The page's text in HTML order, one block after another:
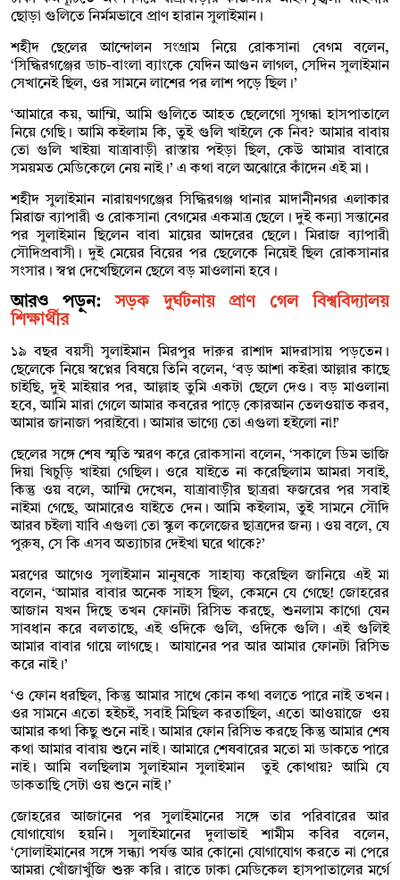
ছোড়া গুলিতে নির্মমভাবে প্রাণ হারান সুলাইমান।
শহীদ ছেলের আন্দোলন সংগ্রাম নিয়ে রোকসানা বেগম বলেন,
‘সিদ্ধিরগঞ্জের ডাচ-বাংলা ব্যাংকে যেদিন আগুন লাগল, সেদিন সুলাইমান
সেখানেই ছিল, ওর সামনে লাশের পর লাশ পড়ে ছিল।’
‘আমারে কয়, আম্মি, আমি গুলিতে আহত ছেলেগো সুগন্ধা হাসপাতালে
নিয়ে গেছি। আমি কইলাম কি, তুই গুলি খাইলে কে নিব? আমার বাবায়
তো গুলি খাইয়া যাত্রাবাড়ী রাস্তায় পইড়া ছিল, কেউ আমার বাবারে
সময়মত মেডিকেলে নেয় নাই।’ এ কথা বলে অঝোরে কাঁদেন এই মা।
শহীদ সুলাইমান নারায়ণগঞ্জের সিদ্ধিরগঞ্জ থানার মাদানীনগর এলাকার
মিরাজ ব্যাপারী ও রোকসানা বেগমের একমাত্র ছেলে । দুই কন্যা সন্তানের
পর সুলাইমান ছিলেন বাবা মায়ের আদরের ছেলে। মিরাজ ব্যাপারী
সৌদিপ্রবাসী। দুই মেয়ের বিয়ের পর ছেলেকে নিয়েই ছিল রোকসানার
সংসার। স্বপ্ন দেখেছিলেন ছেলে বড় মাওলানা হবে।
আরও পড়ুন:সড়ক দুর্ঘটনায় প্রাণ গেল বিশ্ববিদ্যালয়
শিক্ষার্থীর
১৯ বছর বয়সী সুলাইমান মিরপুর দারুর রাশাদ মাদরাসায় পড়তেন।
ছেলেকে নিয়ে স্বপ্নের বিষয়ে তিনি বলেন, ‘বড় আশা কইরা আল্লার কাছে
চাইছি, দুই মাইয়ার পর, আল্লাহ তুমি একটা ছেলে দেও। বড় মাওলানা
হবে, আমি মারা গেলে আমার কবরের পাড়ে কোরআন তেলওয়াত করব,
আমার জানাজা পরাইবো। আমার ভাগ্যে তো এগুলা হইলো না!’
ছেলের সঙ্গে শেষ স্মৃতি স্মরণ করে রোকসানা বলেন, ‘সকালে ডিম ভাজি
দিয়া খিচুড়ি খাইয়া গেছিল। ওরে যাইতে না করেছিলাম আমরা সবাই,
কিন্তু ওয় বলে, আম্মি দেখেন, যাত্রাবাড়ীর ছাত্ররা ফজরের পর সবাই
নাইমা গেছে, আমারেও যাইতে দেন। আমি কইলাম, তুই সামনে সৌদি
আরব চইলা যাবি এগুলা তো স্কুল কলেজের ছাত্রদের জন্য। ওয় বলে, যে
পুরুষ, সে কি এসব অত্যাচার দেইখা ঘরে থাকে?’
মরণের আগেও সুলাইমান মানুষকে সাহায্য করেছিল জানিয়ে এই মা
বলেন, ‘আমার বাবার অনেক সাহস ছিল, কেমনে যে গেছে! জোহরের
আজান যখন দিছে তখন ফোনটা রিসিভ করছে, শুনলাম কাগো যেন
সাবধান করে বলতাছে, এই ওদিকে গুলি, ওদিকে গুলি। এই গুলিই
আমার বাবার গায়ে লাগছে। আযানের পর আর আমার ফোনটা রিসিভ
করে নাই।’
‘ও ফোন ধরছিল, কিন্তু আমার সাথে কোন কথা বলতে পারে নাই তখন।
ওর সামনে এতো হইচই, সবাই মিছিল করতাছিল, এতো আওয়াজে ওয়
আমার কথা কিছু শুনে নাই। আমার ফোন রিসিভ করছে কিন্তু আমার শেষ
কথা আমার বাবায় শুনে নাই। আমারে শেষবারের মতো মা ডাকতে পারে
নাই। আমি বলছিলাম সুলাইমান সুলাইমান তুই কোথায়? আমি যে
ডাকতাছি সেটা ওয় শুনে নাই।’
জোহরের আজানের পর সুলাইমানের সঙ্গে তার পরিবারের আর
যোগাযোগ হয়নি। সুলাইমানের দুলাভাই শামীম কবির বলেন,
‘সোলাইমানের সঙ্গে সন্ধ্যা পর্যন্ত আর কোনো যোগাযোগ করতে না পেরে
আমরা খোঁজাখুঁজি শুরু করি। রাতে ঢাকা মেডিকেল হাসপাতালের মর্গে